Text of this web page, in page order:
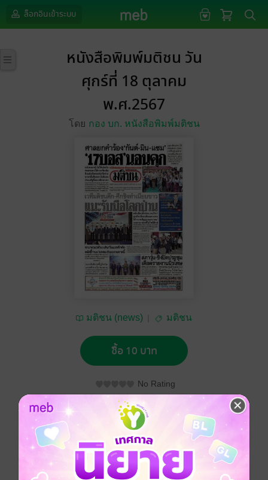
ล็อกอินเข้าระบบ
หนังสือพิมพ์มติชน วัน
ศุกร์ที่ 18 ตุลาคม
พ.ศ.2567
โดย กอง บก. หนังสือพิมพ์มติชน
มติชน (news) มติชน
ซื้อ 10 บาท
No Rating
อยากได้ ซื้อเป็นของขวัญ ติดตาม แชร์